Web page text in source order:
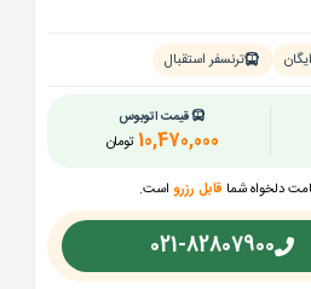
ترنسفر استقبال
قیمت اتوبوس
تومان 10,470,000
دلخواه شما قابل رزرو است.
021-82807900